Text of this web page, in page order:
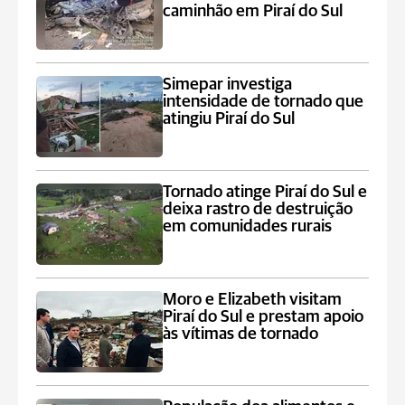
caminhão em Piraí do Sul
Simepar investiga
intensidade de tornado que
atingiu Piraí do Sul
Tornado atinge Piraí do Sul e
deixa rastro de destruição
em comunidades rurais
Moro e Elizabeth visitam
Piraí do Sul e prestam apoio
às vítimas de tornado